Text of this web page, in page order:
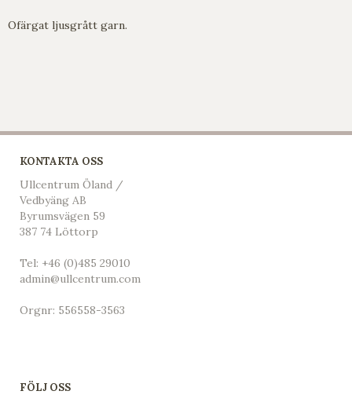
Ofärgat ljusgrått garn.
KONTAKTA OSS
Ullcentrum Öland /
Vedbyäng AB
Byrumsvägen 59
387 74 Löttorp
Tel: +46 (0)485 29010
admin@ullcentrum.com
Orgnr: 556558-3563
FÖLJ OSS